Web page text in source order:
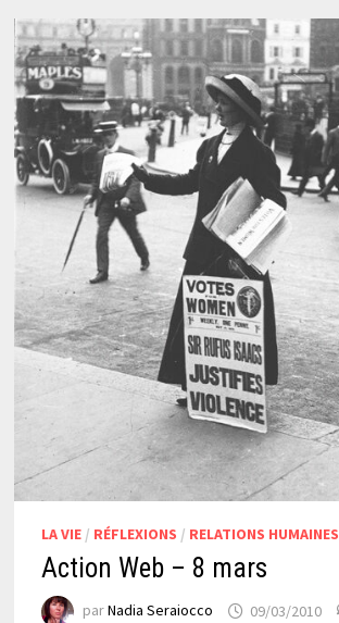
LA VIE/ RÉFLEXIONS / RELATIONS HUMAINES
Action Web – 8 mars
parNadia Seraiocco 09/03/2010